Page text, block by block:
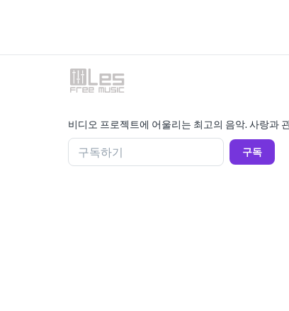
비디오 프로젝트에 어울리는 최고의 음악. 사랑과
구독하기 구독